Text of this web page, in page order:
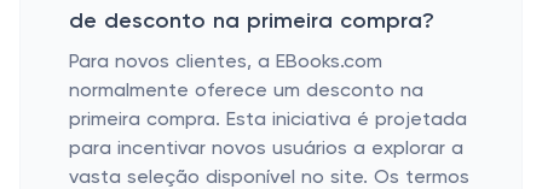
de desconto na primeira compra?
Para novos clientes, a EBooks.com
normalmente oferece um desconto na
primeira compra. Esta iniciativa é projetada
para incentivar novos usuários a explorar a
vasta seleção disponível no site. Os termos